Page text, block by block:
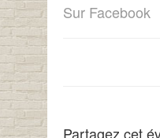
Sur Facebook
Partagez cet